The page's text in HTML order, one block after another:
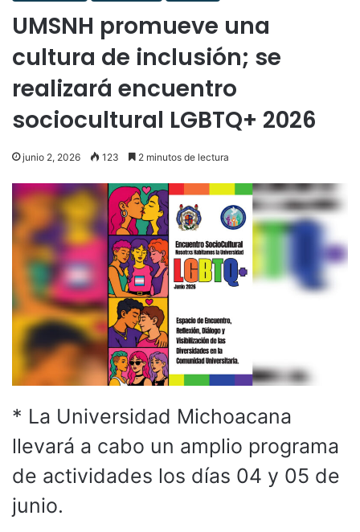
UMSNH promueve una
cultura de inclusión; se
realizará encuentro
sociocultural LGBTQ+ 2026
junio 2, 2026 123 2 minutos de lectura
* La Universidad Michoacana
llevará a cabo un amplio programa
de actividades los días 04 y 05 de
junio.